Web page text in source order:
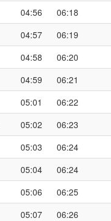
04:56 06:18
04:57 06:19
04:58 06:20
04:59 06:21
05:01 06:22
05:02 06:23
05:03 06:24
05:04 06:24
05:06 06:25
05:07 06:26